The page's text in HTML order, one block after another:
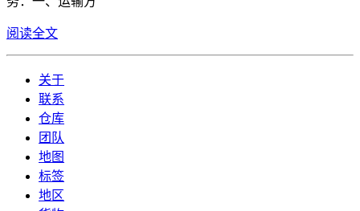
阅读全文
关于
联系
仓库
团队
地图
标签
地区